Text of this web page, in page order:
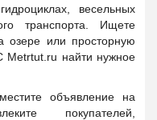
весельных
транспорта. Ищете
озере или просторную
Metrtut.ru найти нужное
объявление на
покупателей,